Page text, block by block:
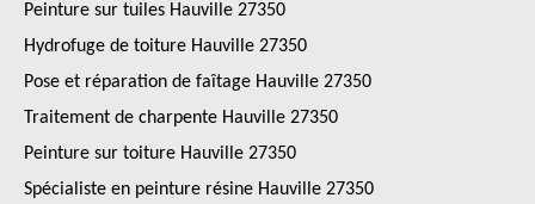
Peinture sur tuiles Hauville 27350
Hydrofuge de toiture Hauville 27350
Pose et réparation de faîtage Hauville 27350
Traitement de charpente Hauville 27350
Peinture sur toiture Hauville 27350
Spécialiste en peinture résine Hauville 27350